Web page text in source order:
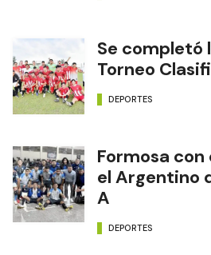
Se completó
Torneo
DEPORTES
Formosa
el Argentino
A
DEPORTES